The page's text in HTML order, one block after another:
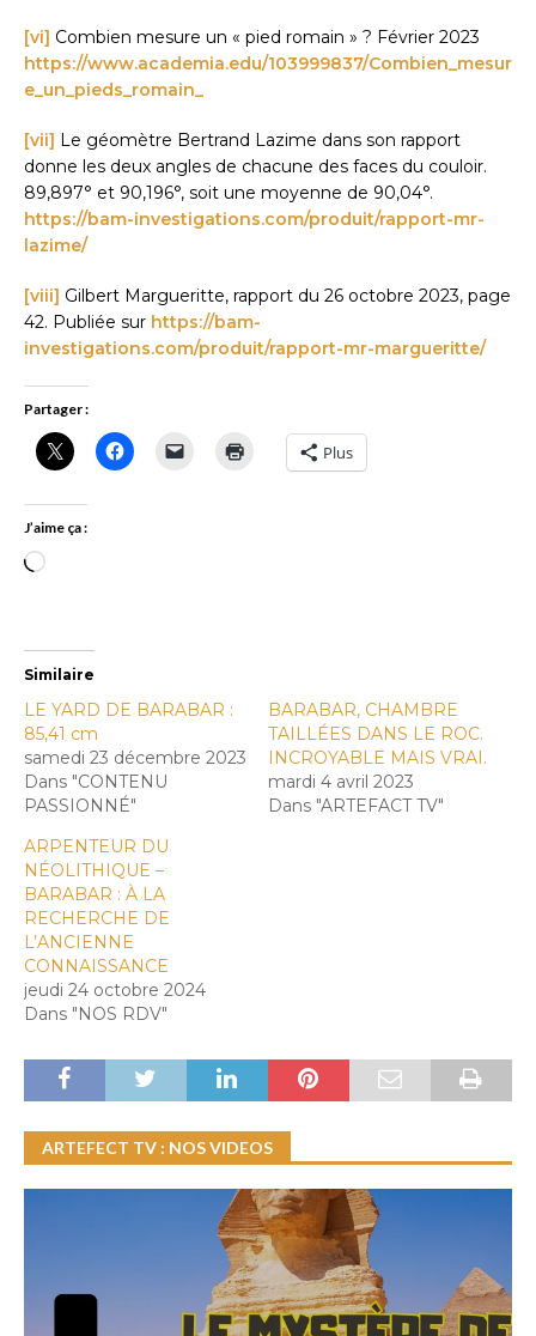
[vi] Combien mesure un « pied romain » ? Février 2023
https://www.academia.edu/103999837/Combien_mesur
e_un_pieds_romain_
[vii] Le géomètre Bertrand Lazime dans son rapport
donne les deux angles de chacune des faces du couloir.
89,897° et 90,196°, soit une moyenne de 90,04°.
https://bam-investigations.com/produit/rapport-mr-
lazime/
[viii] Gilbert Margueritte, rapport du 26 octobre 2023, page
42. Publiée sur https://bam-
investigations.com/produit/rapport-mr-margueritte/
Partager :
Plus
J’aime ça :
Similaire
LE YARD DE BARABAR :
85,41 cm
samedi 23 décembre 2023
Dans "CONTENU
PASSIONNÉ"
BARABAR, CHAMBRE
TAILLÉES DANS LE ROC.
INCROYABLE MAIS VRAI.
mardi 4 avril 2023
Dans "ARTEFACT TV"
ARPENTEUR DU
NÉOLITHIQUE –
BARABAR : À LA
RECHERCHE DE
L’ANCIENNE
CONNAISSANCE
jeudi 24 octobre 2024
Dans "NOS RDV"
ARTEFECT TV : NOS VIDEOS